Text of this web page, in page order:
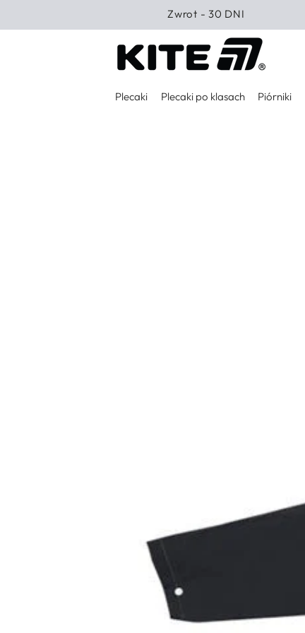
Zwrot - 30 DNI
Plecaki Plecaki po klasach Piórniki